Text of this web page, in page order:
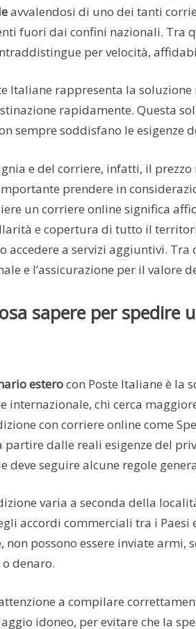
avvalendosi di uno dei tanti
fuori dai confini nazionali. Tra
per velocità,
Italiane rappresenta la
rapidamente. Questa
sempre soddisfano le esigenze
e del corriere, infatti, il prezzo
prendere in
un corriere online significa
e copertura di tutto il
accedere a servizi aggiuntivi.
e l’assicurazione per il valore
sapere per spedire
esterocon Poste Italiane è la
internazionale, chi cerca
con corriere online come
partire dalle reali esigenze del
deve seguire alcune regole
varia a seconda della
accordi commerciali tra i Paesi
possono essere inviate armi,
denaro.
a compilare
idoneo, per evitare che la